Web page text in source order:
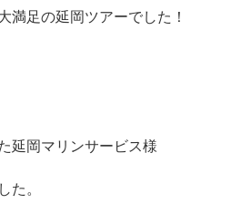
満足の延岡ツアーでした！
延岡マリンサービス様
た。